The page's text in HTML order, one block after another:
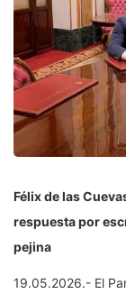
Félix de las
respuesta por
pejina
19.05.2026.- El